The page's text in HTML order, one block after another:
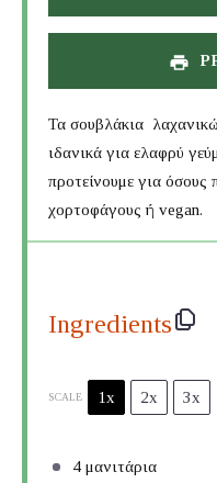
Τα σουβλάκια
ιδανικά για ελαφρύ
προτείνουμε για όσους
χορτοφάγους ή vegan.
Ingredients
SCALE 1x 2x 3x
4 μανιτάρια